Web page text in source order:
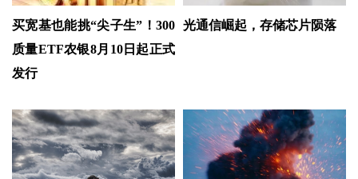
买宽基也能挑“尖子生”！300
质量ETF农银8月10日起正式
发行
光通信崛起，存储芯片陨落